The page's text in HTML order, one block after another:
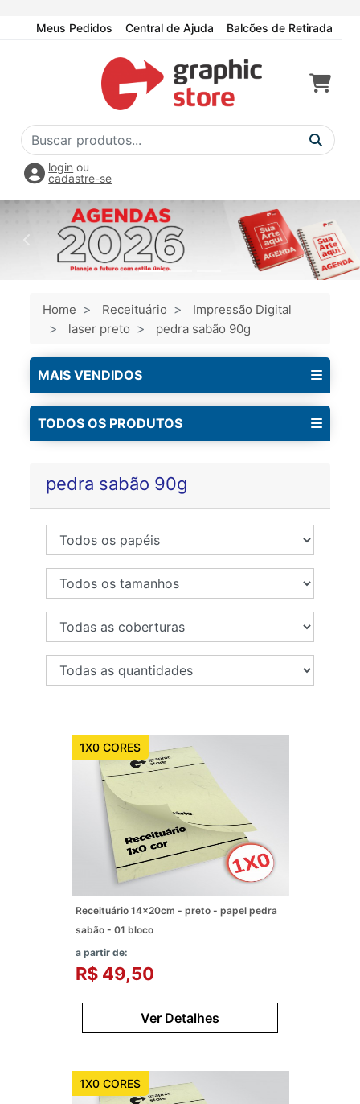
Meus Pedidos Central de Ajuda Balcões de Retirada
login ou
cadastre-se
Home Receituário
Impressão Digital
laser preto
pedra sabão 90g
MAIS VENDIDOS
TODOS OS PRODUTOS
pedra sabão 90g
1X0 CORES
Receituário 14x20cm - preto - papel pedra
sabão - 01 bloco
a partir de:
R$ 49,50
Ver Detalhes
1X0 CORES